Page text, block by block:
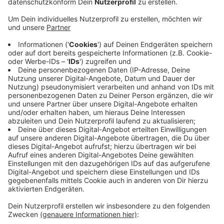
Anzeige
Nach Angaben der Kreispolizei Euskirchen hatte eine
Autofahrerin auf der L115 zwischen Tondorf und
Engelgau gegen 8:30 Uhr gewendet. Dabei habe sie
den ihr entgegenkommenden Motorradfahrer
übersehen. Der Mann ist daraufhin in die Seite des
wendenden Autos gekracht und gestürzt.
Die L115 zwischen Tondorf und Engelgau war am
Samstag für über vier Stunden gesperrt.
Unfallexperten der Kölner Polizei haben an der
Unfallstelle Spuren gesichert.